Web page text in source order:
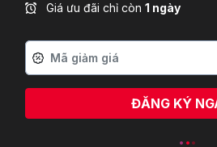
Giá ưu đãi chỉ còn 1 ngày
ĐĂNG KÝ